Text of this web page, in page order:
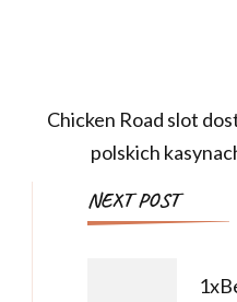
Chicken Road slot
polskich
NEXT POST